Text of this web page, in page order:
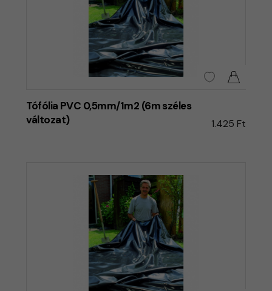
Tófólia PVC 0,5mm/1m2 (6m széles
változat)
1.425 Ft